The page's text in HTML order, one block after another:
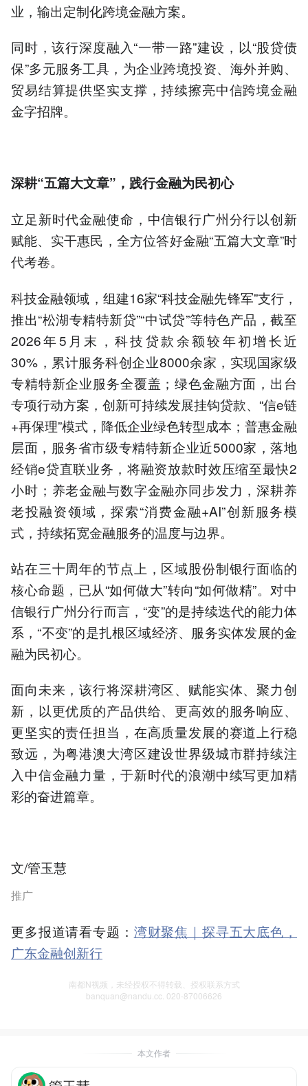
业，输出定制化跨境金融方案。
同时，该行深度融入“一带一路”建设，以“股贷债
保”多元服务工具，为企业跨境投资、海外并购、
贸易结算提供坚实支撑，持续擦亮中信跨境金融
金字招牌。
深耕“五篇大文章” ，践行金融为民初心
立足新时代金融使命，中信银行广州分行以创新
赋能、实干惠民，全方位答好金融“五篇大文章”时
代考卷。
科技金融领域，组建16家“科技金融先锋军”支行，
推出“松湖专精特新贷”“中试贷”等特色产品，截至
2026年5月末，科技贷款余额较年初增长近
30%，累计服务科创企业8000余家，实现国家级
专精特新企业服务全覆盖；绿色金融方面，出台
专项行动方案，创新可持续发展挂钩贷款、“信e链
+再保理”模式，降低企业绿色转型成本；普惠金融
层面，服务省市级专精特新企业近5000家，落地
经销e贷直联业务，将融资放款时效压缩至最快2
小时；养老金融与数字金融亦同步发力，深耕养
老投融资领域，探索“消费金融+AI”创新服务模
式，持续拓宽金融服务的温度与边界。
站在三十周年的节点上，区域股份制银行面临的
核心命题，已从“如何做大”转向“如何做精”。对中
信银行广州分行而言，“变”的是持续迭代的能力体
系，“不变”的是扎根区域经济、服务实体发展的金
融为民初心。
面向未来，该行将深耕湾区、赋能实体、聚力创
新，以更优质的产品供给、更高效的服务响应、
更坚实的责任担当，在高质量发展的赛道上行稳
致远，为粤港澳大湾区建设世界级城市群持续注
入中信金融力量，于新时代的浪潮中续写更加精
彩的奋进篇章。
文/管玉慧
推广
更多报道请看专题： 湾财聚焦｜探寻五大底色，
广东金融创新行
南都N视频，未经授权不得转载、授权联系方式
banquan@nandu.cc. 020-87006626
本文作者